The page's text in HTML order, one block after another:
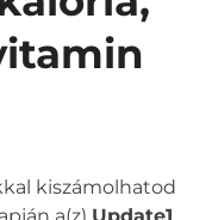
kiszámolhatod